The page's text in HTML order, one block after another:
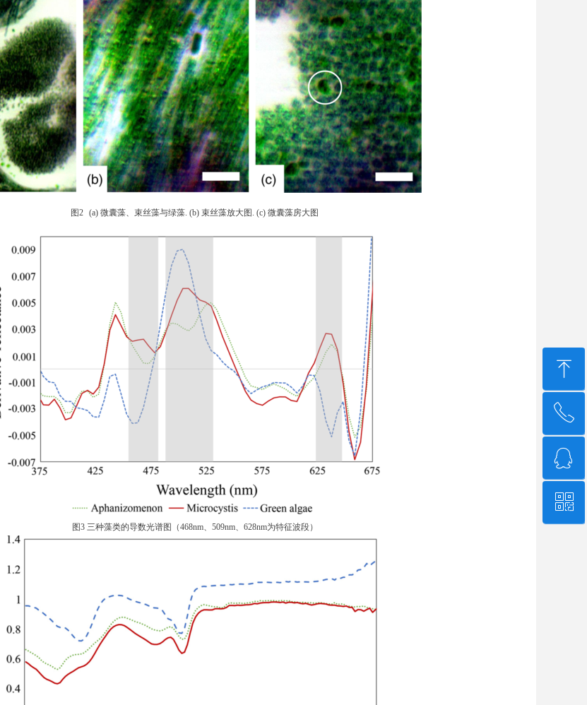
图2 (a) 微囊藻、 束丝藻与绿藻. (b) 束丝藻放大图 . (c) 微囊藻房大图
图3 三种藻类的导数光谱图 （468nm、509nm、628nm为特征波段）
ꁸ
回到顶部
ꂅ
ꁗ
QQ客服
ꀥ